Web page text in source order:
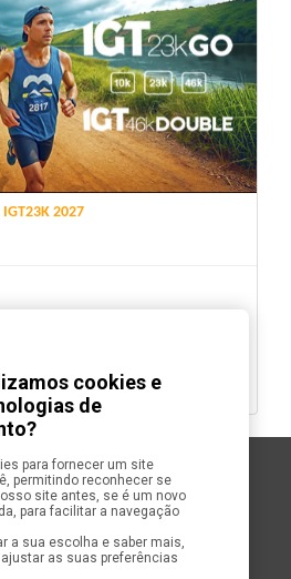
IGT23K 2027
SE
do Site
Calendário
Resultados
Organizador
Ajuda
cookies e
de
para fornecer um site
permitindo reconhecer se
site antes, se é um novo
para facilitar a navegação
a sua escolha e saber mais,
as suas preferências